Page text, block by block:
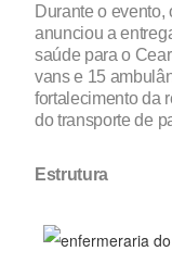
Durante o
anunciou a
saúde para o
vans e 15
fortalecimento da
do transporte de
Estrutura